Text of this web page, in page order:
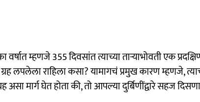
म्हणजे 355 दिवसांत त्याच्या ताऱ्याभोवती एक
लपलेला राहिला कसा? यामागचं प्रमुख कारण म्हणजे,
मार्ग घेत होता की, तो आपल्या दुर्बिणींद्वारे सहज